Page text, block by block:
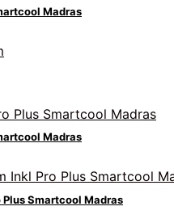
Madras
Madras
Smartcool Madras